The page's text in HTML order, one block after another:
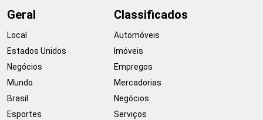
Geral
Local
Estados Unidos
Negócios
Mundo
Brasil
Esportes
Classificados
Automóveis
Imóveis
Empregos
Mercadorias
Negócios
Serviços